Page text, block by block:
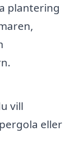
plantering
vill
eller